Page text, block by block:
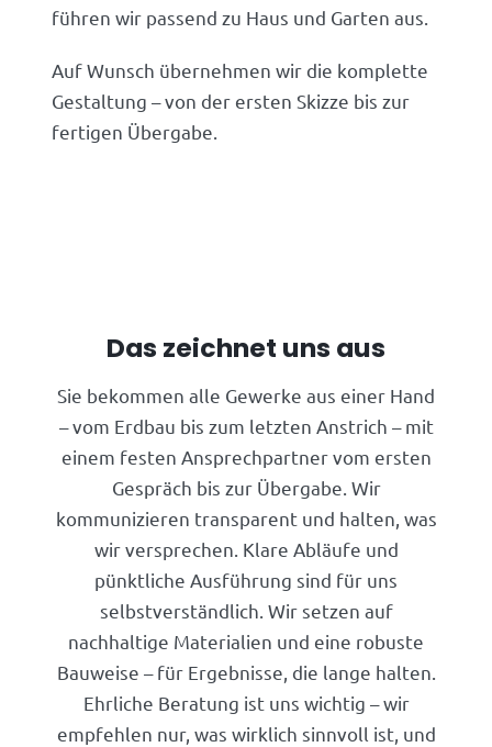
führen wir passend zu Haus und Garten aus.
Auf Wunsch übernehmen wir die komplette
Gestaltung – von der ersten Skizze bis zur
fertigen Übergabe.
Das zeichnet uns aus
Sie bekommen alle Gewerke aus einer Hand
– vom Erdbau bis zum letzten Anstrich – mit
einem festen Ansprechpartner vom ersten
Gespräch bis zur Übergabe. Wir
kommunizieren transparent und halten, was
wir versprechen. Klare Abläufe und
pünktliche Ausführung sind für uns
selbstverständlich. Wir setzen auf
nachhaltige Materialien und eine robuste
Bauweise – für Ergebnisse, die lange halten.
Ehrliche Beratung ist uns wichtig – wir
empfehlen nur, was wirklich sinnvoll ist, und